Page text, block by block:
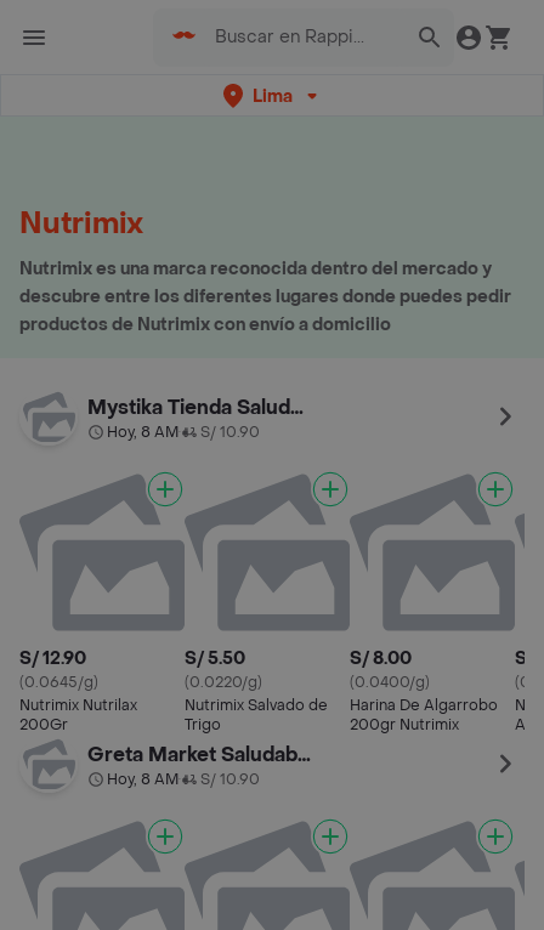
Lima
Nutrimix
Nutrimix es una marca reconocida dentro del mercado y
descubre entre los diferentes lugares donde puedes pedir
productos de Nutrimix con envío a domicilio
Mystika Tienda Saludable
Hoy, 8 AM• S/ 10.90
S/ 12.90
(0.0645/g)
Nutrimix Nutrilax
200Gr
S/ 5.50
(0.0220/g)
Nutrimix Salvado de
Trigo
S/ 8.00
(0.0400/g)
Harina De Algarrobo
200gr Nutrimix
S/
Greta Market Saludable
Hoy, 8 AM• S/ 10.90